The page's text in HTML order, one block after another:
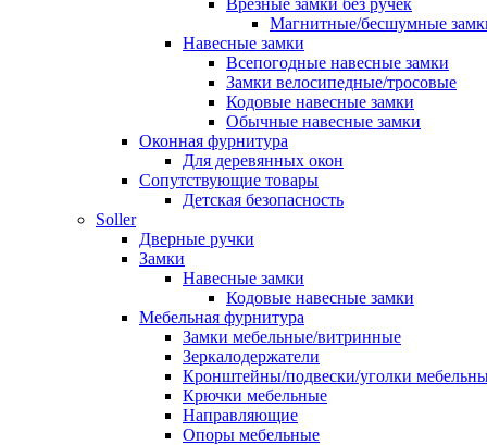
Магнитные/бесшумные
Навесные замки
Всепогодные навесные замки
Замки велосипедные/тросовые
Кодовые навесные замки
Обычные навесные замки
Оконная фурнитура
Для деревянных окон
Сопутствующие товары
Детская безопасность
Soller
Дверные ручки
Замки
Навесные замки
Кодовые навесные замки
Мебельная фурнитура
Замки мебельные/витринные
Зеркалодержатели
Кронштейны/подвески/уголки
Крючки мебельные
Направляющие
Опоры мебельные